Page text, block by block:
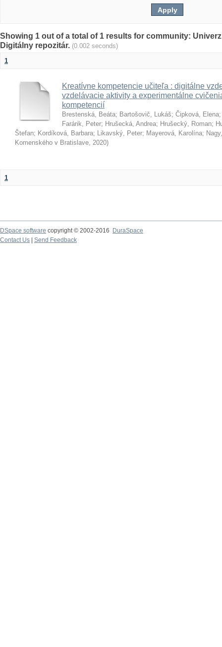
Showing 1 out of a total of 1 results for community:
Digitálny repozitár. (0.002 seconds)
1
Kreatívne kompetencie učiteľa : digitálne
vzdelávacie aktivity a experimentálne
kompetencií
Brestenská, Beáta; Bartošovič, Lukáš; Čipková, Elena
Farárik, Peter; Hrušecká, Andrea; Hrušecký, Roman;
Štefan; Kordíková, Barbara; Likavský, Peter; Mayerová, Karolína;
Komenského v Bratislave, 2020)
1
DSpace software copyright © 2002-2016
DuraSpace
Contact Us
Send Feedback